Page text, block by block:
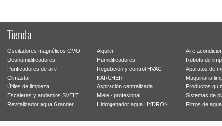
Tienda
Osciladores magnéticos CMO Alquiler
Aire
Deshumidificadores
Humidificadores
Robots de
Purificadores de aire
Regulación y control HVAC
Aparatos de
Climastar
KARCHER
Maquinaria
Útiles de limpieza
Aspiración centralizada
Productos
Escaleras y andamios SVELT
Miele - profesional
Sistemas de
Revitalizador agua Grander
Hidrogenador agua HYDRON Filtros de